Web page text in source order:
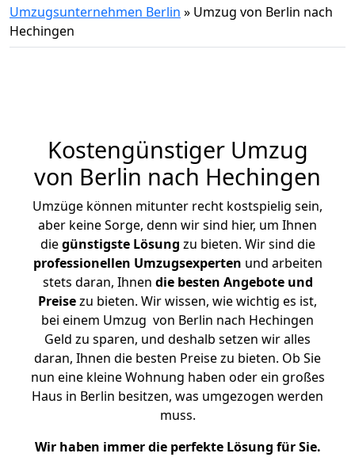
Umzugsunternehmen Berlin » Umzug von Berlin nach
Hechingen
Kostengünstiger Umzug
von Berlin nach Hechingen
Umzüge können mitunter recht kostspielig sein,
aber keine Sorge, denn wir sind hier, um Ihnen
diegünstigste Lösung zu bieten. Wir sind die
professionellen Umzugsexperten und arbeiten
stets daran, Ihnen die besten Angebote und
Preisezu bieten. Wir wissen, wie wichtig es ist,
bei einem Umzug von Berlin nach Hechingen
Geld zu sparen, und deshalb setzen wir alles
daran, Ihnen die besten Preise zu bieten. Ob Sie
nun eine kleine Wohnung haben oder ein großes
Haus in Berlin besitzen, was umgezogen werden
muss.
Wir haben immer die perfekte Lösung für Sie.